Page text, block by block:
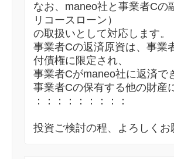
なお、maneo社と事業者Cの
リコースローン）
の取扱いとして対応します。
事業者Cの返済原資は、事業
付債権に限定され、
事業者Cがmaneo社に返済で
事業者Cの保有する他の財産
：：：：：：：：：
投資ご検討の程、よろしく